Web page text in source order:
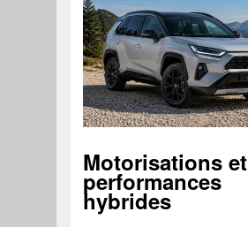
Motorisations et
performances
hybrides